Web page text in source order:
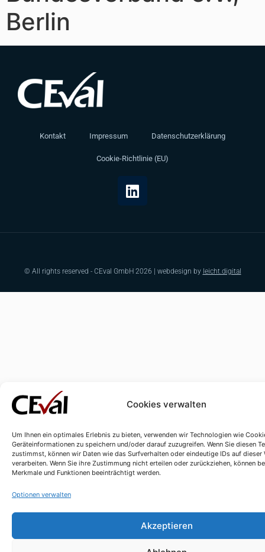
Cookies verwalten
Um Ihnen ein optimales Erlebnis zu bieten, verwenden wir Technologien wie
Geräteinformationen zu speichern und/oder darauf zuzugreifen. Wenn Sie diesen
zustimmst, können wir Daten wie das Surfverhalten oder eindeutige IDs auf dieser
verarbeiten. Wenn Sie ihre Zustimmung nicht erteilen oder zurückziehen, können
Merkmale und Funktionen beeinträchtigt werden.
Optionen verwalten
Akzeptieren
Berlin
Kontakt Impressum Datenschutzerklärung
Cookie-Richtlinie (EU)
© All rights reserved - CEval GmbH 2026 | webdesign by leicht.digital